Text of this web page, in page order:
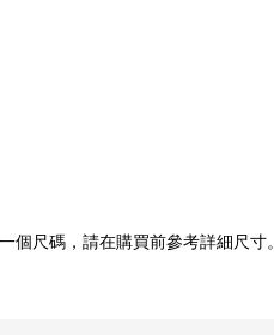
尺碼，請在購買前參考詳細尺寸。